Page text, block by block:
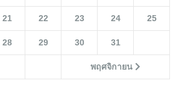
พฤศจิกายน
21 22 23 24 25
28 29 30 31